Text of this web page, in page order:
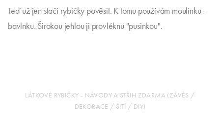
Teď už jen stačí rybičky pověsit. K tomu používám moulinku -
bavlnku. Širokou jehlou ji provléknu "pusinkou".
LÁTKOVÉ RYBIČKY - NÁVODY A STŘIH ZDARMA (ZÁVĚS /
DEKORACE / ŠITÍ / DIY)